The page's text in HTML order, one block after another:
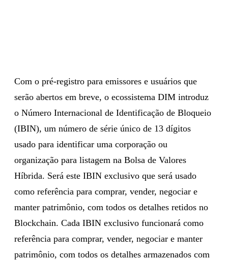
Com o pré-registro para emissores e usuários que
serão abertos em breve, o ecossistema DIM introduz
o Número Internacional de Identificação de Bloqueio
(IBIN), um número de série único de 13 dígitos
usado para identificar uma corporação ou
organização para listagem na Bolsa de Valores
Híbrida. Será este IBIN exclusivo que será usado
como referência para comprar, vender, negociar e
manter patrimônio, com todos os detalhes retidos no
Blockchain. Cada IBIN exclusivo funcionará como
referência para comprar, vender, negociar e manter
patrimônio, com todos os detalhes armazenados com